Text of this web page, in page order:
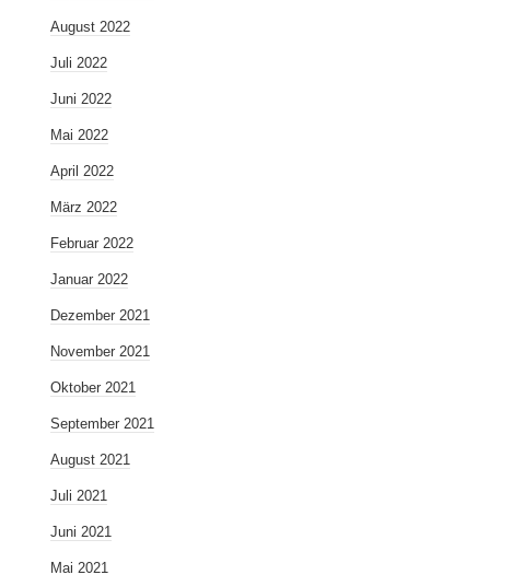
August 2022
Juli 2022
Juni 2022
Mai 2022
April 2022
März 2022
Februar 2022
Januar 2022
Dezember 2021
November 2021
Oktober 2021
September 2021
August 2021
Juli 2021
Juni 2021
Mai 2021